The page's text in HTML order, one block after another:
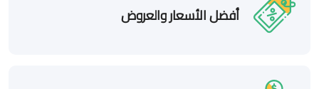
أفضل الأسعار والعروض